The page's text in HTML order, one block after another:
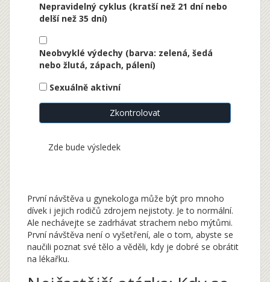
Nepravidelný cyklus (kratší než 21 dní nebo
delší než 35 dní)
Neobvyklé výdechy (barva: zelená, šedá
nebo žlutá, zápach, pálení)
Sexuálně aktivní
Zkontrolovat
Zde bude výsledek
První návštěva u gynekologa může být pro mnoho
dívek i jejich rodičů zdrojem nejistoty. Je to normální.
Ale nechávejte se zadrhávat strachem nebo mýtůmi.
První návštěva není o vyšetření, ale o tom, abyste se
naučili poznat své tělo a věděli, kdy je dobré se obrátit
na lékařku.